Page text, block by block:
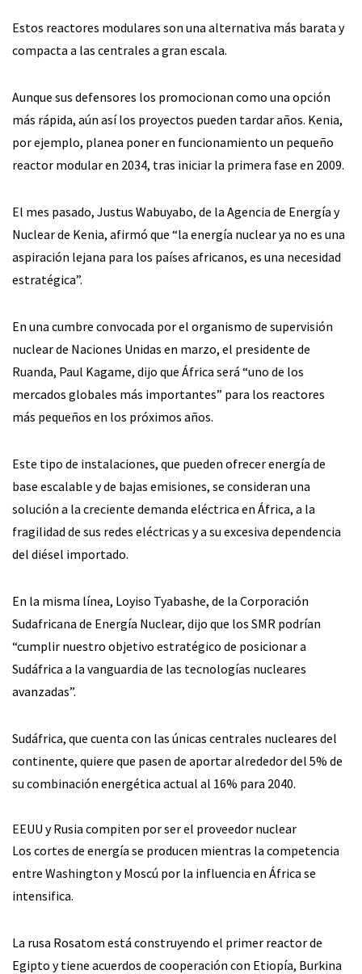
Estos reactores modulares son una alternativa más barata y
compacta a las centrales a gran escala.
Aunque sus defensores los promocionan como una opción
más rápida, aún así los proyectos pueden tardar años. Kenia,
por ejemplo, planea poner en funcionamiento un pequeño
reactor modular en 2034, tras iniciar la primera fase en 2009.
El mes pasado, Justus Wabuyabo, de la Agencia de Energía y
Nuclear de Kenia, afirmó que “la energía nuclear ya no es una
aspiración lejana para los países africanos, es una necesidad
estratégica”.
En una cumbre convocada por el organismo de supervisión
nuclear de Naciones Unidas en marzo, el presidente de
Ruanda, Paul Kagame, dijo que África será “uno de los
mercados globales más importantes” para los reactores
más pequeños en los próximos años.
Este tipo de instalaciones, que pueden ofrecer energía de
base escalable y de bajas emisiones, se consideran una
solución a la creciente demanda eléctrica en África, a la
fragilidad de sus redes eléctricas y a su excesiva dependencia
del diésel importado.
En la misma línea, Loyiso Tyabashe, de la Corporación
Sudafricana de Energía Nuclear, dijo que los SMR podrían
“cumplir nuestro objetivo estratégico de posicionar a
Sudáfrica a la vanguardia de las tecnologías nucleares
avanzadas”.
Sudáfrica, que cuenta con las únicas centrales nucleares del
continente, quiere que pasen de aportar alrededor del 5% de
su combinación energética actual al 16% para 2040.
EEUU y Rusia compiten por ser el proveedor nuclear
Los cortes de energía se producen mientras la competencia
entre Washington y Moscú por la influencia en África se
intensifica.
La rusa Rosatom está construyendo el primer reactor de
Egipto y tiene acuerdos de cooperación con Etiopía, Burkina